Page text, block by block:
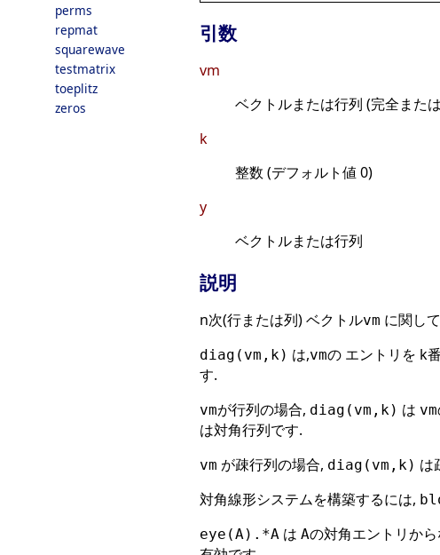
perms
repmat
squarewave
testmatrix
toeplitz
zeros
引数
vm
ベクトルまたは行列 (完全また
k
整数 (デフォルト値 0)
y
ベクトルまたは行列
説明
n次(行または列) ベクトルvm に関し
diag(vm,k) は,vmの エントリを k
す.
vmが行列の場合, diag(vm,k) は vm
は対角行列です.
vm が疎行列の場合, diag(vm,k) は
対角線形システムを構築するには,
eye(A).*A は Aの対角エントリか